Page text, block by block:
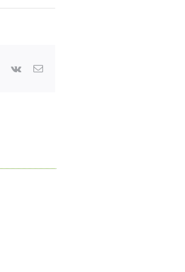
Pinterest
Vk Email